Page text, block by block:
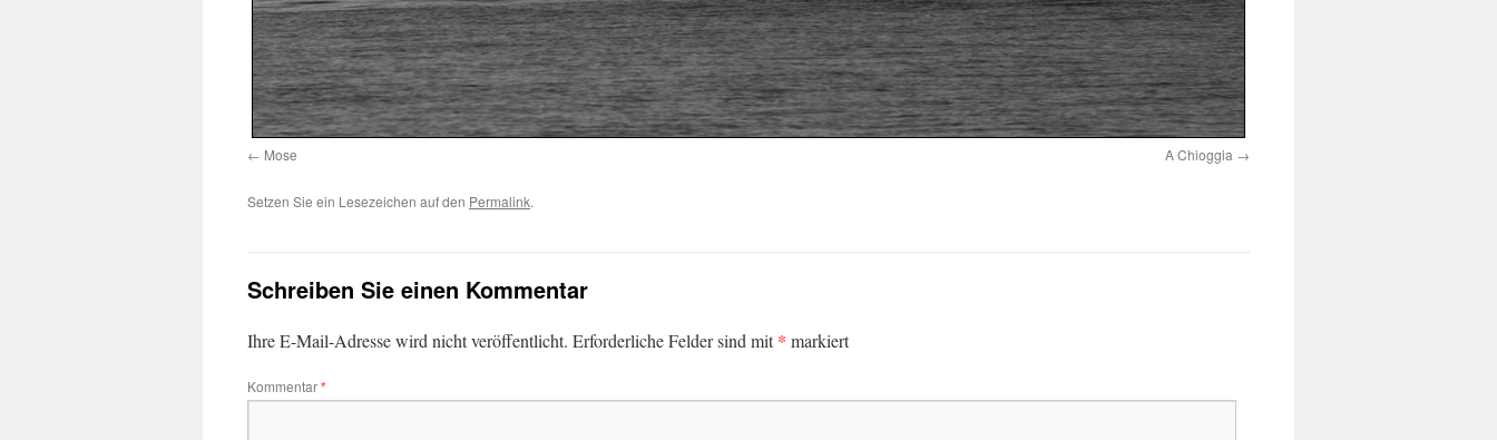
Mose A Chioggia
Setzen Sie ein Lesezeichen auf den Permalink.
Schreiben Sie einen Kommentar
Ihre E-Mail-Adresse wird nicht veröffentlicht. Erforderliche Felder sind mit* markiert
Kommentar*